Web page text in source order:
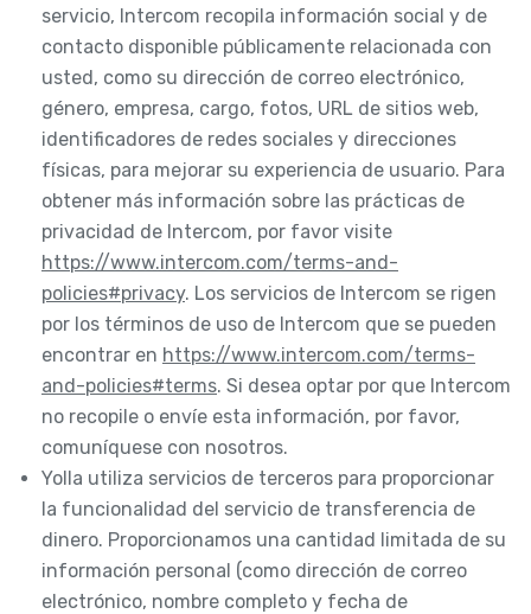
servicio, Intercom recopila información social y de
contacto disponible públicamente relacionada con
usted, como su dirección de correo electrónico,
género, empresa, cargo, fotos, URL de sitios web,
identificadores de redes sociales y direcciones
físicas, para mejorar su experiencia de usuario. Para
obtener más información sobre las prácticas de
privacidad de Intercom, por favor visite
https://www.intercom.com/terms-and-
policies#privacy. Los servicios de Intercom se rigen
por los términos de uso de Intercom que se pueden
encontrar en https://www.intercom.com/terms-
and-policies#terms. Si desea optar por que Intercom
no recopile o envíe esta información, por favor,
comuníquese con nosotros.
Yolla utiliza servicios de terceros para proporcionar
la funcionalidad del servicio de transferencia de
dinero. Proporcionamos una cantidad limitada de su
información personal (como dirección de correo
electrónico, nombre completo y fecha de